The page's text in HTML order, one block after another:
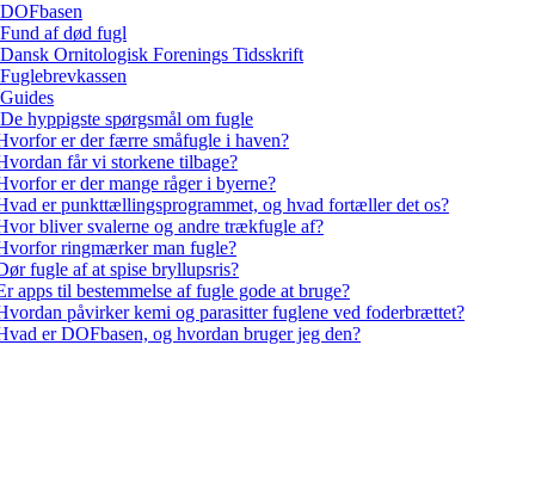
DOFbasen
Fund af død fugl
Dansk Ornitologisk Forenings Tidsskrift
Fuglebrevkassen
Guides
De hyppigste spørgsmål om fugle
er der færre småfugle i haven?
får vi storkene tilbage?
er der mange råger i byerne?
er punkttællingsprogrammet, og hvad fortæller det os?
bliver svalerne og andre trækfugle af?
ringmærker man fugle?
fugle af at spise bryllupsris?
apps til bestemmelse af fugle gode at bruge?
påvirker kemi og parasitter fuglene ved foderbrættet?
er DOFbasen, og hvordan bruger jeg den?